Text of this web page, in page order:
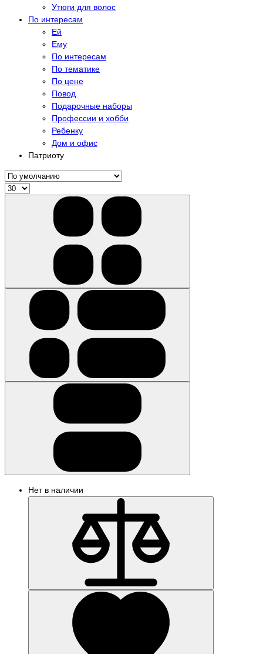
Утюги для волос
По интересам
Eй
Eму
По интересам
По тематике
По цене
Повод
Подарочные наборы
Профессии и хобби
Ребенку
Дом и офис
Патриоту
Нет в наличии